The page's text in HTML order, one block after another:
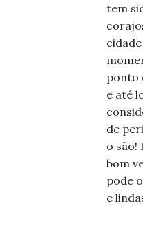
tem
ponto
e até
de
o são!
bom
pode
e